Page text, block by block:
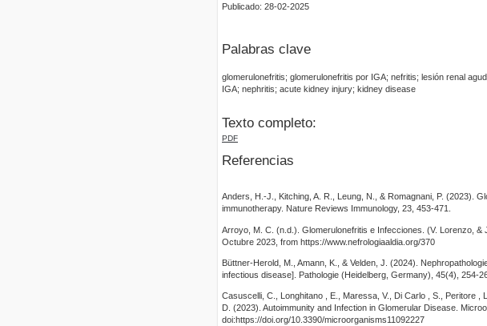
Publicado: 28-02-2025
Palabras clave
glomerulonefritis; glomerulonefritis por IGA; nefritis; lesión renal
IGA; nephritis; acute kidney injury; kidney disease
Texto completo:
PDF
Referencias
Anders, H.-J., Kitching, A. R., Leung, N., & Romagnani, P. (2023).
immunotherapy. Nature Reviews Immunology, 23, 453-471.
Arroyo, M. C. (n.d.). Glomerulonefritis e Infecciones. (V. Lorenzo,
Octubre 2023, from https://www.nefrologiaaldia.org/370
Büttner-Herold, M., Amann, K., & Velden, J. (2024).
infectious disease]. Pathologie (Heidelberg, Germany), 45(4), 254-
Casuscelli, C., Longhitano , E., Maressa, V., Di Carlo , S., Peritore ,
D. (2023). Autoimmunity and Infection in Glomerular Disease.
doi:https://doi.org/10.3390/microorganisms11092227